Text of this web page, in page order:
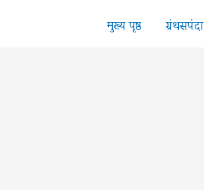
मुख्य पृष्ठ ग्रंथसपंदा